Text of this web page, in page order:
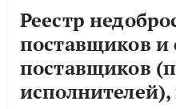
Реестр
поставщиков и
поставщиков